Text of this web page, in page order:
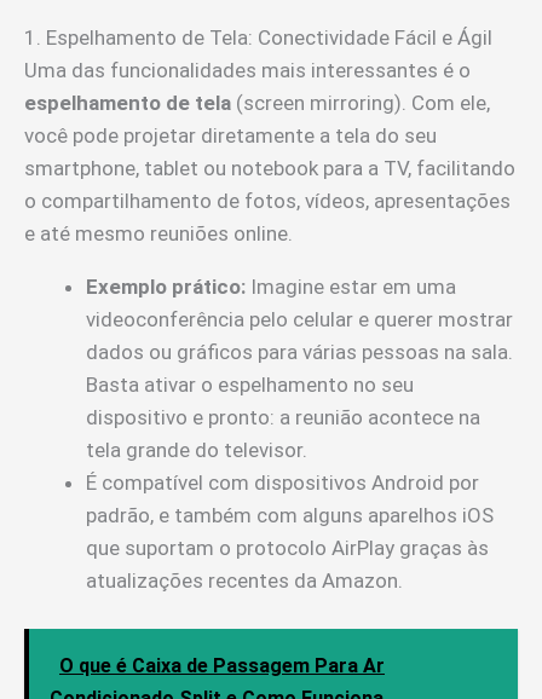
1. Espelhamento de Tela: Conectividade Fácil e Ágil
Uma das funcionalidades mais interessantes é o
espelhamento de tela (screen mirroring). Com ele,
você pode projetar diretamente a tela do seu
smartphone, tablet ou notebook para a TV, facilitando
o compartilhamento de fotos, vídeos, apresentações
e até mesmo reuniões online.
Exemplo prático: Imagine estar em uma
videoconferência pelo celular e querer mostrar
dados ou gráficos para várias pessoas na sala.
Basta ativar o espelhamento no seu
dispositivo e pronto: a reunião acontece na
tela grande do televisor.
É compatível com dispositivos Android por
padrão, e também com alguns aparelhos iOS
que suportam o protocolo AirPlay graças às
atualizações recentes da Amazon.
O que é Caixa de Passagem Para Ar